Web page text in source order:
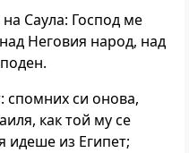
Саула: Господ ме
Неговия народ, над
спомних си онова,
как той му се
идеше из Египет;